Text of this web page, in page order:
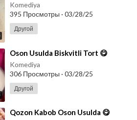
Komediya
395 Просмотры · 03/28/25
Другой
⁣Oson Usulda Biskvitli Tort 😋
Komediya
306 Просмотры · 03/28/25
Другой
⁣Qozon Kabob Oson Usulda 😋